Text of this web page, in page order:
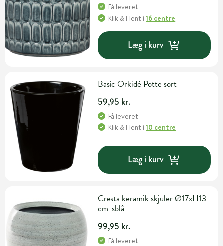
Få leveret
Klik & Hent i16 centre
Læg i kurv
Basic Orkidé Potte sort
59,95 kr.
Få leveret
Klik & Hent i10 centre
Læg i kurv
Cresta keramik skjuler Ø17xH13
cm isblå
99,95 kr.
Få leveret